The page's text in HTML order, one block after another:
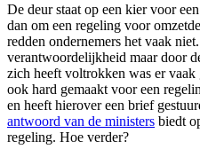
De deur staat op een kier voor
dan om een regeling voor
redden ondernemers het vaak
verantwoordelijkheid maar door
zich heeft voltrokken was er
ook hard gemaakt voor een
en heeft hierover een brief
antwoord van de ministers biedt
regeling. Hoe verder?